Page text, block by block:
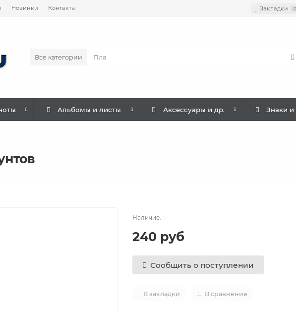
Новинки Контакты Закладки 0
Все категории
Альбомы и листы Аксессуары и др. Знаки и
240 руб
Сообщить о поступлении
В закладки В сравнение